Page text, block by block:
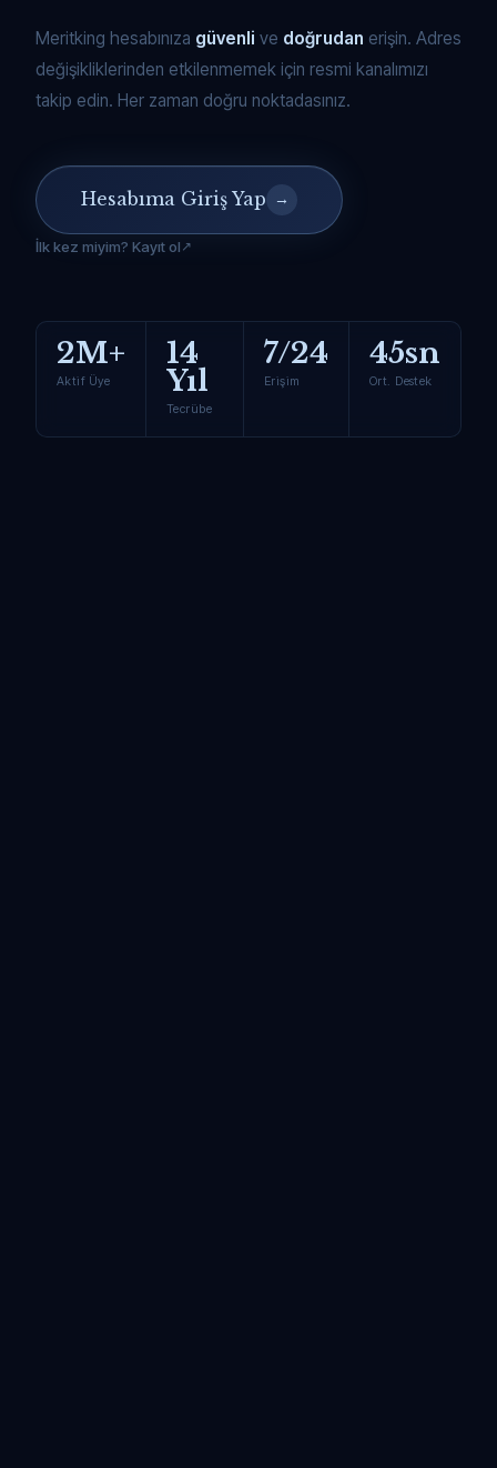
Meritking hesabınıza güvenli ve doğrudan erişin. Adres
değişikliklerinden etkilenmemek için resmi kanalımızı
takip edin. Her zaman doğru noktadasınız.
Hesabıma Giriş Yap →
İlk kez miyim? Kayıt ol
2M+
Aktif Üye
14
Yıl
Tecrübe
7/24
Erişim
45sn
Ort. Destek